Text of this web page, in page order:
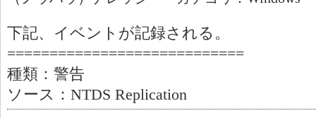
下記、イベントが記録される。
============================
種類：警告
ソース：NTDS Replication